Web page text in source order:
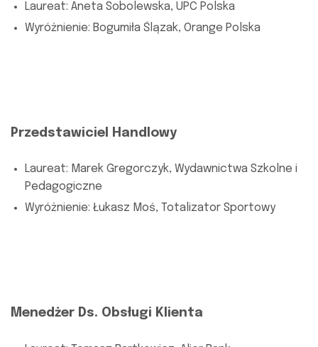
Laureat: Aneta Sobolewska, UPC Polska
Wyróżnienie: Bogumiła Ślązak, Orange Polska
Przedstawiciel Handlowy
Laureat: Marek Gregorczyk, Wydawnictwa Szkolne i
Pedagogiczne
Wyróżnienie: Łukasz Moś, Totalizator Sportowy
Menedżer Ds. Obsługi Klienta